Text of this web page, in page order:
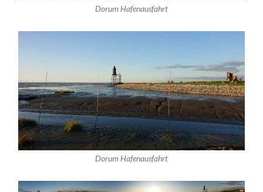
Dorum Hafenausfahrt
Dorum Hafenausfahrt